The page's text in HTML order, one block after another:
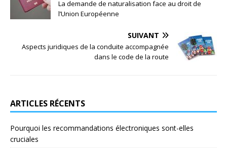
La demande de naturalisation face au droit de
l’Union Européenne
SUIVANT
Aspects juridiques de la conduite accompagnée
dans le code de la route
ARTICLES RÉCENTS
Pourquoi les recommandations électroniques sont-elles
cruciales